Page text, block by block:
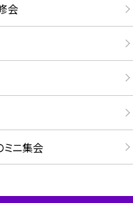
会
ニ集会